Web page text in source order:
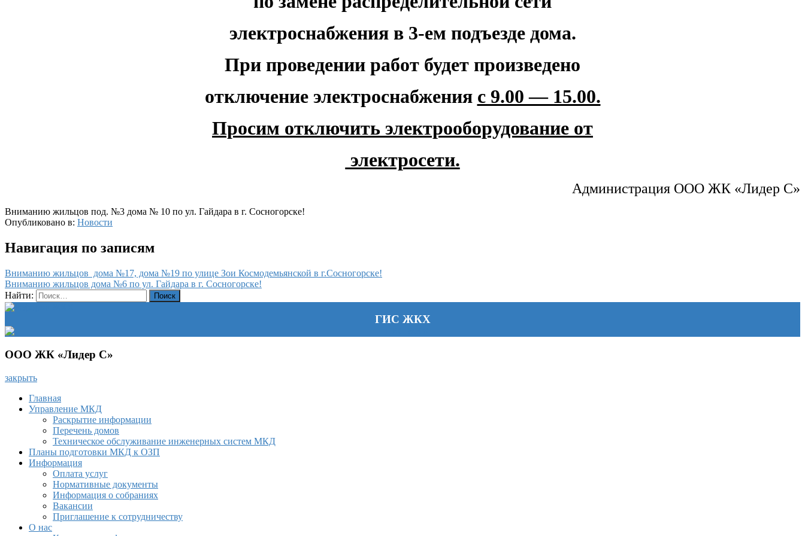
электроснабжения в 3-ем подъезде дома.
При проведении работ будет произведено
отключение электроснабжения с 9.00 — 15.00.
Просим отключить электрооборудование от
электросети.
Администрация ООО ЖК «Лидер С»
Вниманию жильцов под. №3 дома № 10 по ул. Гайдара в г. Сосногорске!
Опубликовано в: Новости
Навигация по записям
Вниманию жильцов дома №17, дома №19 по улице Зои Космодемьянской в г.Сосногорске!
Вниманию жильцов дома №6 по ул. Гайдара в г. Сосногорске!
Найти:
ГИС ЖКХ
ООО ЖК «Лидер С»
закрыть
Главная
Управление МКД
Раскрытие информации
Перечень домов
Техническое обслуживание инженерных систем МКД
Планы подготовки МКД к ОЗП
Информация
Оплата услуг
Нормативные документы
Информация о собраниях
Вакансии
Приглашение к сотрудничеству
О нас